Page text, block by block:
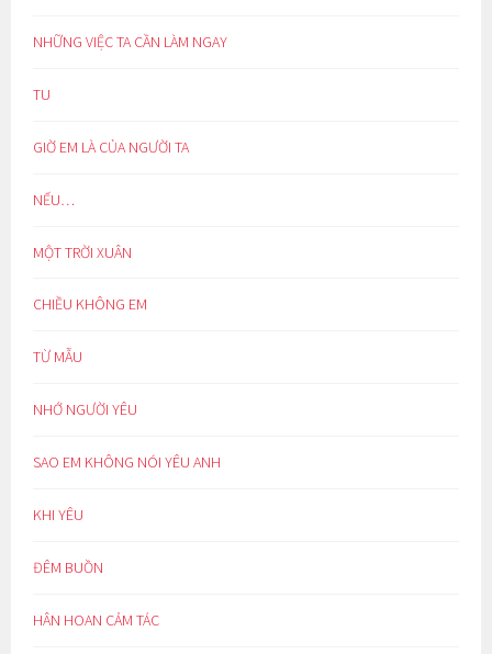
NHỮNG VIỆC TA CẦN LÀM NGAY
TU
GIỜ EM LÀ CỦA NGƯỜI TA
NẾU…
MỘT TRỜI XUÂN
CHIỀU KHÔNG EM
TỪ MẪU
NHỚ NGƯỜI YÊU
SAO EM KHÔNG NÓI YÊU ANH
KHI YÊU
ĐÊM BUỒN
HÂN HOAN CẢM TÁC